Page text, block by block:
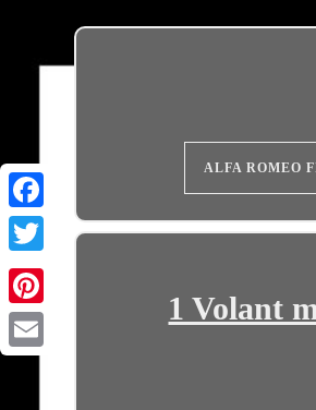
ALFA ROMEO
1 Volant